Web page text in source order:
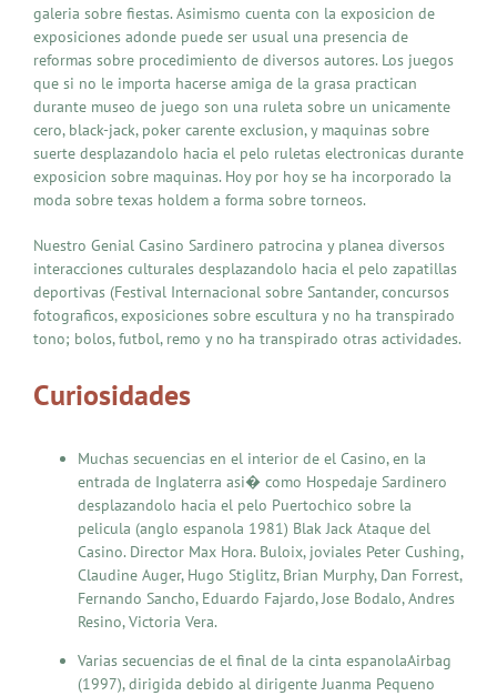
galeria sobre fiestas. Asimismo cuenta con la exposicion de
exposiciones adonde puede ser usual una presencia de
reformas sobre procedimiento de diversos autores. Los juegos
que si no le importa hacerse amiga de la grasa practican
durante museo de juego son una ruleta sobre un unicamente
cero, black-jack, poker carente exclusion, y maquinas sobre
suerte desplazandolo hacia el pelo ruletas electronicas durante
exposicion sobre maquinas. Hoy por hoy se ha incorporado la
moda sobre texas holdem a forma sobre torneos.
Nuestro Genial Casino Sardinero patrocina y planea diversos
interacciones culturales desplazandolo hacia el pelo zapatillas
deportivas (Festival Internacional sobre Santander, concursos
fotograficos, exposiciones sobre escultura y no ha transpirado
tono; bolos, futbol, remo y no ha transpirado otras actividades.
Curiosidades
Muchas secuencias en el interior de el Casino, en la
entrada de Inglaterra asi� como Hospedaje Sardinero
desplazandolo hacia el pelo Puertochico sobre la
pelicula (anglo espanola 1981) Blak Jack Ataque del
Casino. Director Max Hora. Buloix, joviales Peter Cushing,
Claudine Auger, Hugo Stiglitz, Brian Murphy, Dan Forrest,
Fernando Sancho, Eduardo Fajardo, Jose Bodalo, Andres
Resino, Victoria Vera.
Varias secuencias de el final de la cinta espanolaAirbag
(1997), dirigida debido al dirigente Juanma Pequeno